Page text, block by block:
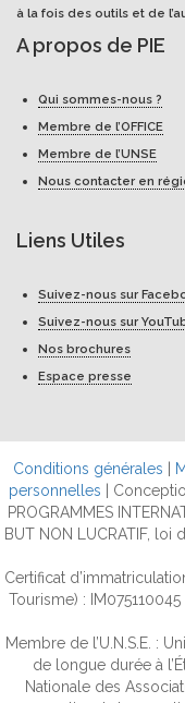
à la fois des outils et de
A propos de PIE
Qui sommes-nous ?
Membre de l’OFFICE
Membre de l’UNSE
Nous contacter en
Liens Utiles
Suivez-nous sur
Suivez-nous sur
Nos brochures
Espace presse
Conditions générales
personnelles |
PROGRAMMES
BUT NON LUCRATIF,
Certificat
Tourisme) :
Membre de l’U.N.S.E. :
de longue durée à
Nationale des